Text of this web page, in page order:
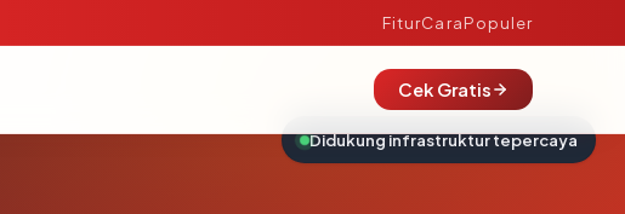
FiturCaraPopuler
Cek Gratis
Didukung infrastruktur tepercaya